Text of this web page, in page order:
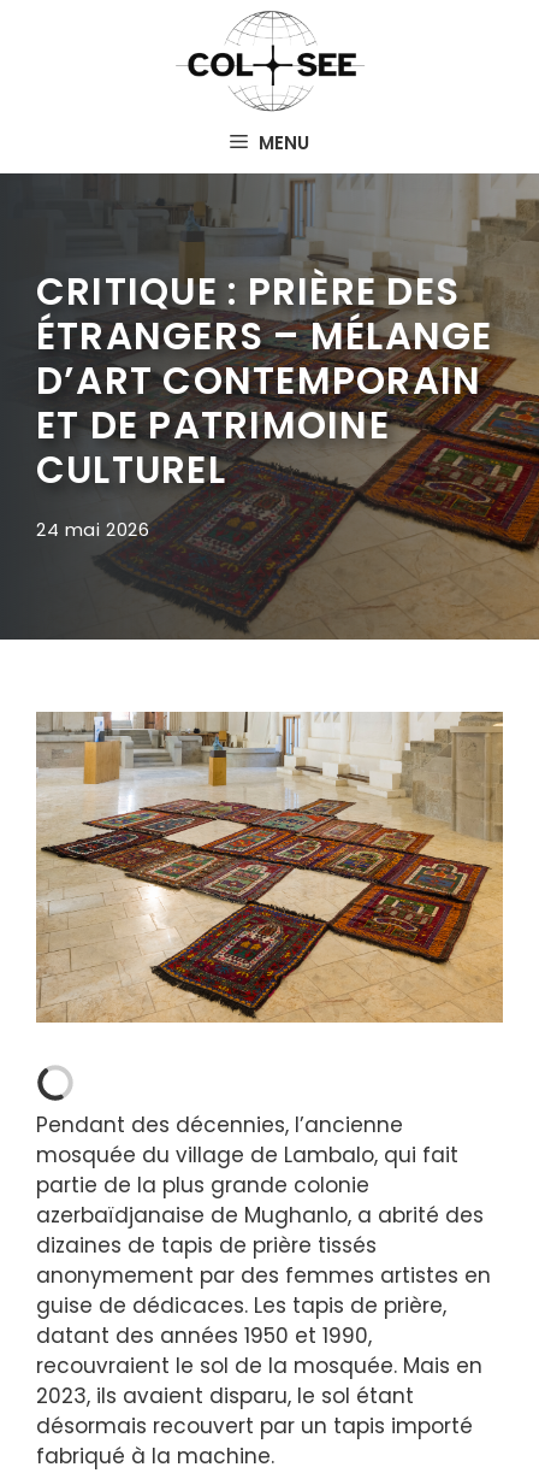
MENU
CRITIQUE : PRIÈRE DES
ÉTRANGERS – MÉLANGE
D’ART CONTEMPORAIN
ET DE PATRIMOINE
CULTUREL
24 mai 2026
Pendant des décennies, l’ancienne
mosquée du village de Lambalo, qui fait
partie de la plus grande colonie
azerbaïdjanaise de Mughanlo, a abrité des
dizaines de tapis de prière tissés
anonymement par des femmes artistes en
guise de dédicaces. Les tapis de prière,
datant des années 1950 et 1990,
recouvraient le sol de la mosquée. Mais en
2023, ils avaient disparu, le sol étant
désormais recouvert par un tapis importé
fabriqué à la machine.